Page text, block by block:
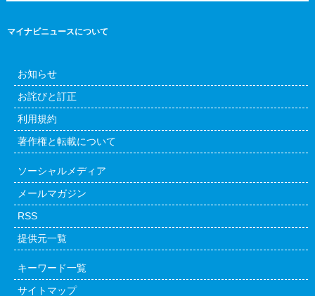
マイナビニュースについて
お知らせ
お詫びと訂正
利用規約
著作権と転載について
ソーシャルメディア
メールマガジン
RSS
提供元一覧
キーワード一覧
サイトマップ